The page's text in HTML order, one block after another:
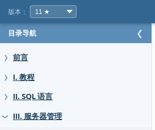
版本：
目录导航 ❮
❯ 前言
❯ I. 教程
❯ II. SQL 语言
❯ III. 服务器管理